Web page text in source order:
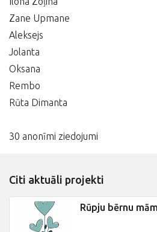
Zane Upmane
Aleksejs
Jolanta
Oksana
Rembo
Rūta Dimanta
30 anonīmi ziedojumi
Citi aktuāli projekti
Rūpju bērnu